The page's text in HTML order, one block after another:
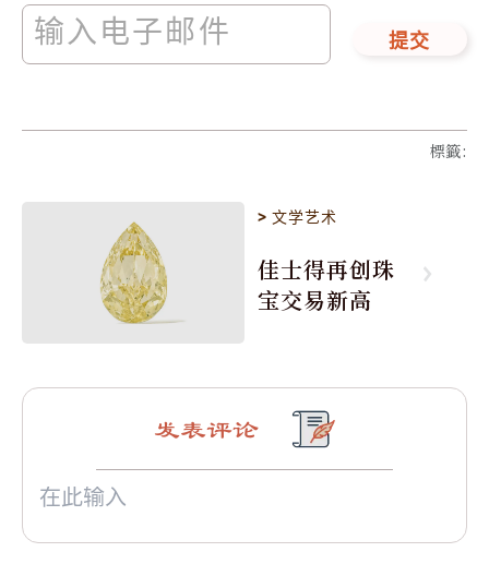
提交
標籤:
>文学艺术
佳士得再创珠
宝交易新高
发表评论